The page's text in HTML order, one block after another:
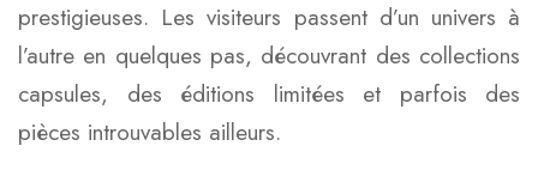
prestigieuses. Les visiteurs passent d’un univers à
l’autre en quelques pas, découvrant des collections
capsules, des éditions limitées et parfois des
pièces introuvables ailleurs.